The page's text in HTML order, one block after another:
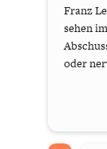
Franz
sehen
oder